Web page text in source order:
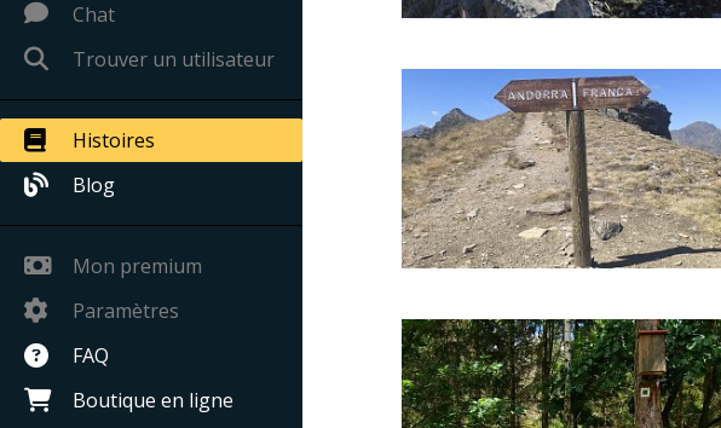
Chat
Trouver un utilisateur
Histoires
Blog
Mon premium
Paramètres
FAQ
Boutique en ligne